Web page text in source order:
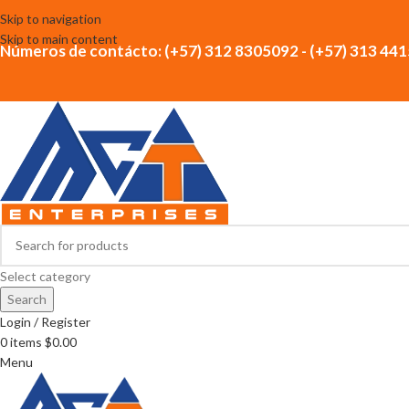
Skip to navigation
Skip to main content
Números de contácto: (+57) 312 8305092 - (+57) 313
Select category
Search
Login / Register
0items $0.00
Menu